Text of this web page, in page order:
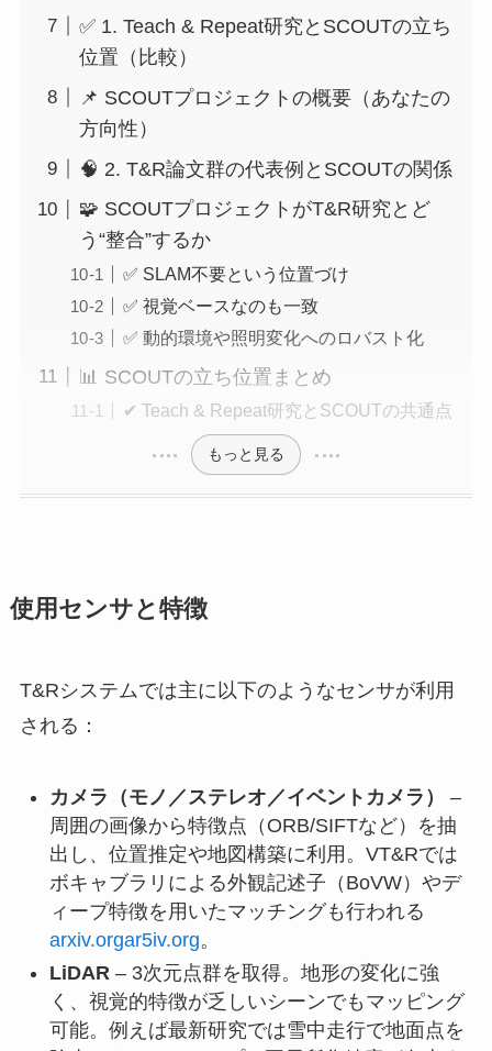
✅ 1. Teach & Repeat研究とSCOUTの立ち
位置（比較）
📌 SCOUTプロジェクトの概要（あなたの
方向性）
🧠 2. T&R論文群の代表例とSCOUTの関係
🧩 SCOUTプロジェクトがT&R研究とど
う“整合”するか
✅ SLAM不要という位置づけ
✅ 視覚ベースなのも一致
✅ 動的環境や照明変化へのロバスト化
📊 SCOUTの立ち位置まとめ
✔ Teach & Repeat研究とSCOUTの共通点
もっと見る
使用センサと特徴
T&Rシステムでは主に以下のようなセンサが利用
される：
カメラ（モノ／ステレオ／イベントカメラ）
–
周囲の画像から特徴点（ORB/SIFTなど）を抽
出し、位置推定や地図構築に利用。VT&Rでは
ボキャブラリによる外観記述子（BoVW）やデ
ィープ特徴を用いたマッチングも行われる
arxiv.orgar5iv.org。
LiDAR– 3次元点群を取得。地形の変化に強
く、視覚的特徴が乏しいシーンでもマッピング
可能。例えば最新研究では雪中走行で地面点を